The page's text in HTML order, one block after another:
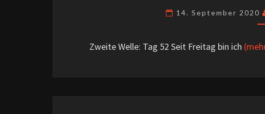
14. September 2020
Zweite Welle: Tag 52 Seit Freitag bin ich